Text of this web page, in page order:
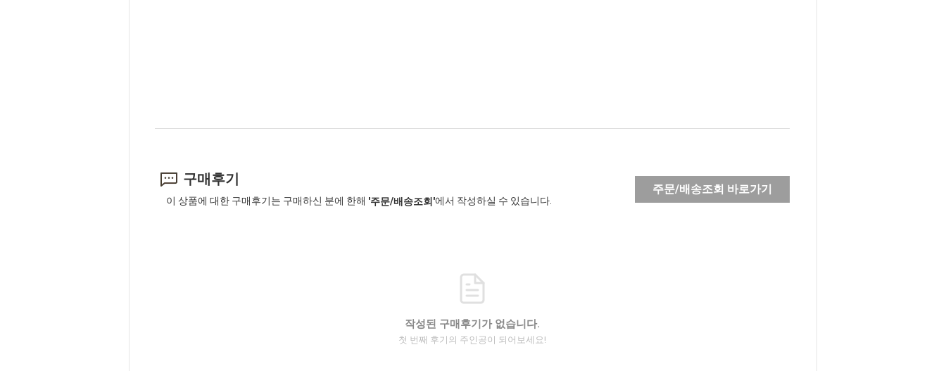
구매후기
이 상품에 대한 구매후기는 구매하신 분에 한해 '주문/배송조회'에서 작성하실 수 있습니다.
주문/배송조회 바로가기
작성된 구매후기가 없습니다.
첫 번째 후기의 주인공이 되어보세요!